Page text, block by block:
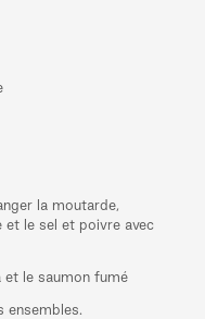
la moutarde,
et le sel et poivre avec
le saumon fumé